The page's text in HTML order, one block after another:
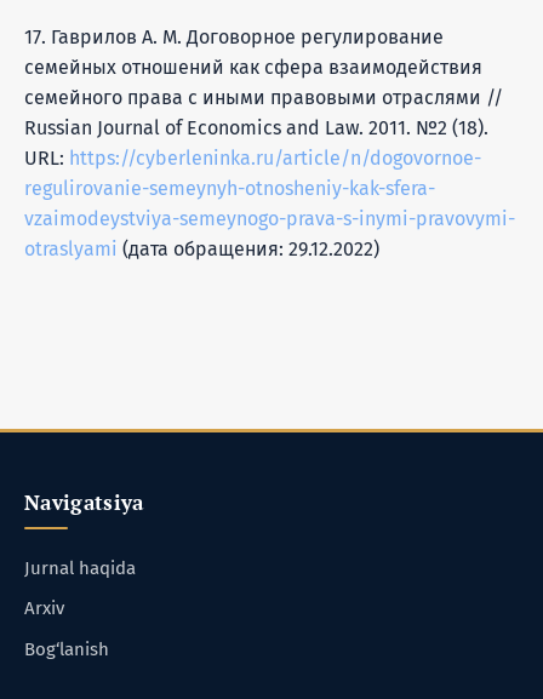
17. Гаврилов А. М. Договорное регулирование
семейных отношений как сфера взаимодействия
семейного права с иными правовыми отраслями //
Russian Journal of Economics and Law. 2011. №2 (18).
URL: https://cyberleninka.ru/article/n/dogovornoe-
regulirovanie-semeynyh-otnosheniy-kak-sfera-
vzaimodeystviya-semeynogo-prava-s-inymi-pravovymi-
otraslyami (дата обращения: 29.12.2022)
Navigatsiya
Jurnal haqida
Arxiv
Bog‘lanish